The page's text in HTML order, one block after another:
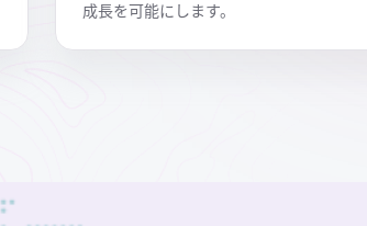
成長を可能にします。